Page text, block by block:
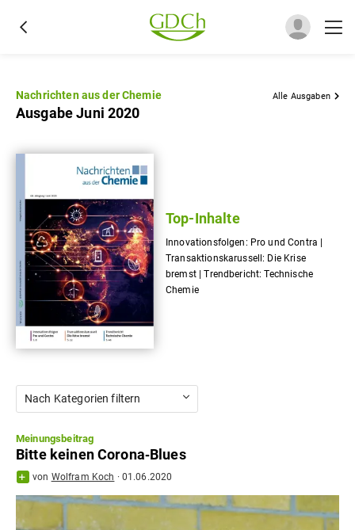
Nachrichten aus der Chemie Alle Ausgaben
Ausgabe Juni 2020
Top-Inhalte
Innovationsfolgen: Pro und Contra |
Transaktionskarussell: Die Krise
bremst | Trendbericht: Technische
Chemie
Nach Kategorien filtern
Meinungsbeitrag
Bitte keinen Corona‐Blues
von Wolfram Koch · 01.06.2020